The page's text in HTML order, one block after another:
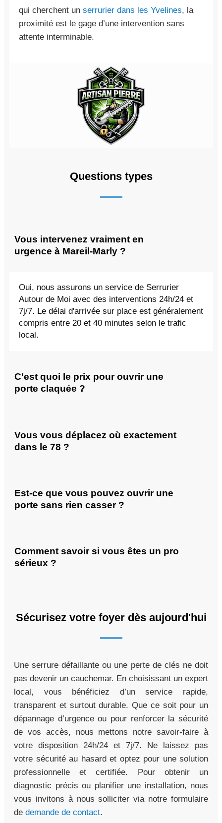
qui cherchent un serrurier dans les Yvelines, la
proximité est le gage d’une intervention sans
attente interminable.
Questions types
Vous intervenez vraiment en
urgence à Mareil-Marly ?
Oui, nous assurons un service de Serrurier
Autour de Moi avec des interventions 24h/24 et
7j/7. Le délai d'arrivée sur place est généralement
compris entre 20 et 40 minutes selon le trafic
local.
C'est quoi le prix pour ouvrir une
porte claquée ?
Vous vous déplacez où exactement
dans le 78 ?
Est-ce que vous pouvez ouvrir une
porte sans rien casser ?
Comment savoir si vous êtes un pro
sérieux ?
Sécurisez votre foyer dès aujourd'hui
Une serrure défaillante ou une perte de clés ne doit
pas devenir un cauchemar. En choisissant un expert
local, vous bénéficiez d’un service rapide,
transparent et surtout durable. Que ce soit pour un
dépannage d’urgence ou pour renforcer la sécurité
de vos accès, nous mettons notre savoir-faire à
votre disposition 24h/24 et 7j/7. Ne laissez pas
votre sécurité au hasard et optez pour une solution
professionnelle et certifiée. Pour obtenir un
diagnostic précis ou planifier une installation, nous
vous invitons à nous solliciter via notre formulaire
de demande de contact.